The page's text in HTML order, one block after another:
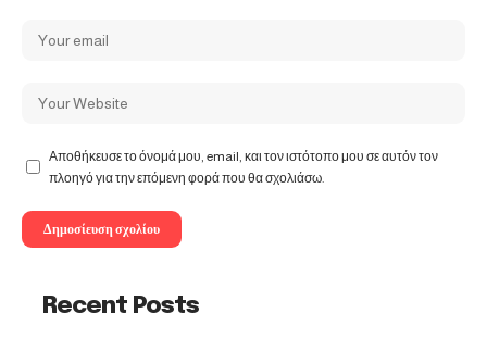
Αποθήκευσε το όνομά μου, email, και τον ιστότοπο μου σε αυτόν τον
πλοηγό για την επόμενη φορά που θα σχολιάσω.
Recent Posts